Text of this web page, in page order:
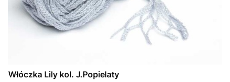
Włóczka Lily kol. J.Popielaty